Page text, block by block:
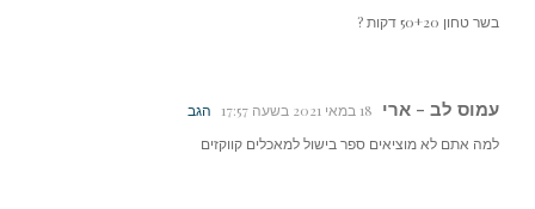
בשר טחון 50+20 דקות ?
עמוס לב - ארי 18 במאי 2021 בשעה 17:57
הגב
למה אתם לא מוציאים ספר בישול למאכלים קווקזים